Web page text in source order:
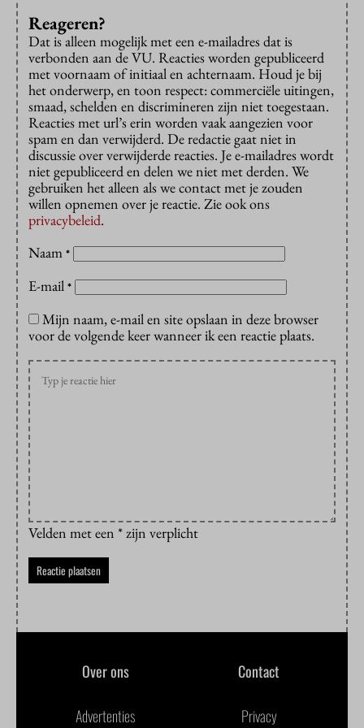
Reageren?
Dat is alleen mogelijk met een e-mailadres dat is
verbonden aan de VU. Reacties worden gepubliceerd
met voornaam of initiaal en achternaam. Houd je bij
het onderwerp, en toon respect: commerciële uitingen,
smaad, schelden en discrimineren zijn niet toegestaan.
Reacties met url’s erin worden vaak aangezien voor
spam en dan verwijderd. De redactie gaat niet in
discussie over verwijderde reacties. Je e-mailadres wordt
niet gepubliceerd en delen we niet met derden. We
gebruiken het alleen als we contact met je zouden
willen opnemen over je reactie. Zie ook ons
privacybeleid.
Naam *
E-mail *
Mijn naam, e-mail en site opslaan in deze browser
voor de volgende keer wanneer ik een reactie plaats.
Velden met een * zijn verplicht
Over ons Contact
Advertenties Privacy